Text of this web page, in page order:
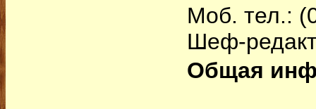
Моб. тел.:
Шеф-
Общая